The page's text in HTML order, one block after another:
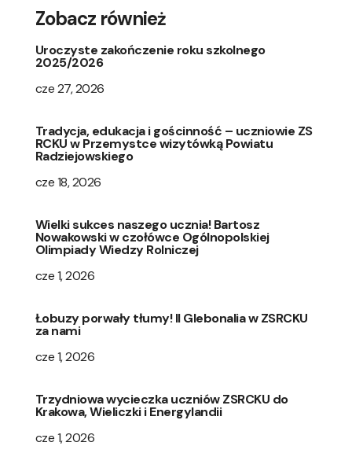
Zobacz również
Uroczyste zakończenie roku szkolnego
2025/2026
cze 27, 2026
Tradycja, edukacja i gościnność – uczniowie ZS
RCKU w Przemystce wizytówką Powiatu
Radziejowskiego
cze 18, 2026
Wielki sukces naszego ucznia! Bartosz
Nowakowski w czołówce Ogólnopolskiej
Olimpiady Wiedzy Rolniczej
cze 1, 2026
Łobuzy porwały tłumy! II Glebonalia w ZSRCKU
za nami
cze 1, 2026
Trzydniowa wycieczka uczniów ZSRCKU do
Krakowa, Wieliczki i Energylandii
cze 1, 2026